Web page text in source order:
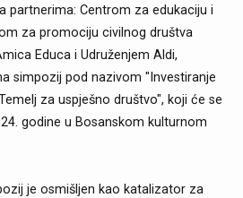
partnerima: Centrom za edukaciju i
za promociju civilnog društva
Educa i Udruženjem Aldi,
simpozij pod nazivom "Investiranje
za uspješno društvo", koji će se
godine u Bosanskom kulturnom
je osmišljen kao katalizator za